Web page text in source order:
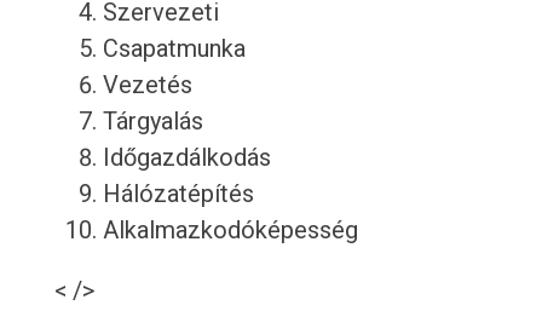
Szervezeti
Csapatmunka
Vezetés
Tárgyalás
Időgazdálkodás
Hálózatépítés
Alkalmazkodóképesség
< />